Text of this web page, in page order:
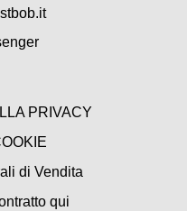
PRIVACY
di Vendita
qui